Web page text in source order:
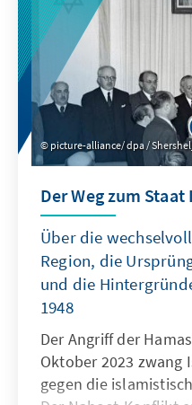
picture-alliance/ dpa /
Der Weg zum Staat
Über die
Region, die
und die
1948
Der Angriff der
Oktober 2023 zwang
gegen die